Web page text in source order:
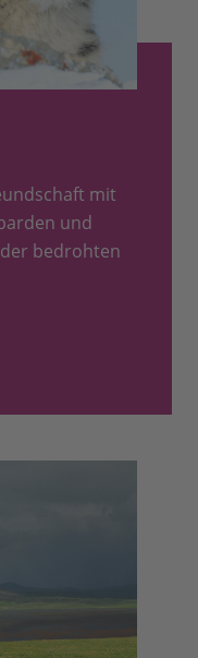
mit
und
bedrohten